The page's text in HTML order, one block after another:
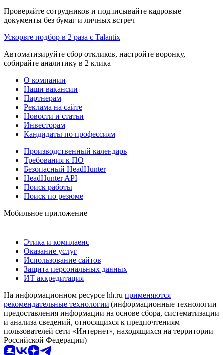
Проверяйте сотрудников и подписывайте кадровые
документы без бумаг и личных встреч
Ускорьте подбор в 2 раза с Talantix
Автоматизируйте сбор откликов, настройте воронку,
собирайте аналитику в 2 клика
О компании
Наши вакансии
Партнерам
Реклама на сайте
Новости и статьи
Инвесторам
Кандидаты по профессиям
Производственный календарь
Требования к ПО
Безопасный HeadHunter
HeadHunter API
Поиск работы
Поиск по резюме
Мобильное приложение
Этика и комплаенс
Оказание услуг
Использование сайтов
Защита персональных данных
ИТ аккредитация
На информационном ресурсе hh.ru применяются
рекомендательные технологии (информационные технологии
предоставления информации на основе сбора, систематизации
и анализа сведений, относящихся к предпочтениям
пользователей сети «Интернет», находящихся на территории
Российской Федерации)